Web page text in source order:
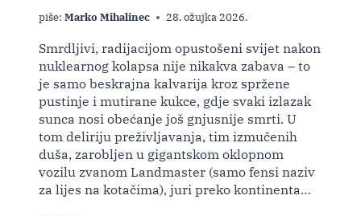
piše: Marko Mihalinec 28. ožujka 2026.
Smrdljivi, radijacijom opustošeni svijet nakon
nuklearnog kolapsa nije nikakva zabava – to
je samo beskrajna kalvarija kroz spržene
pustinje i mutirane kukce, gdje svaki izlazak
sunca nosi obećanje još gnjusnije smrti. U
tom deliriju preživljavanja, tim izmučenih
duša, zarobljen u gigantskom oklopnom
vozilu zvanom Landmaster (samo fensi naziv
za lijes na kotačima), juri preko kontinenta…